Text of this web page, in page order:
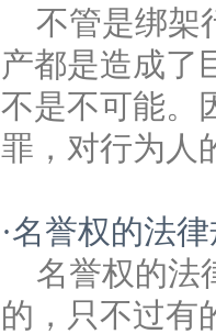
不管是绑架
产都是造成了
不是不可能。
罪，对行为人
·名誉权的法
名誉权的法
的，只不过有